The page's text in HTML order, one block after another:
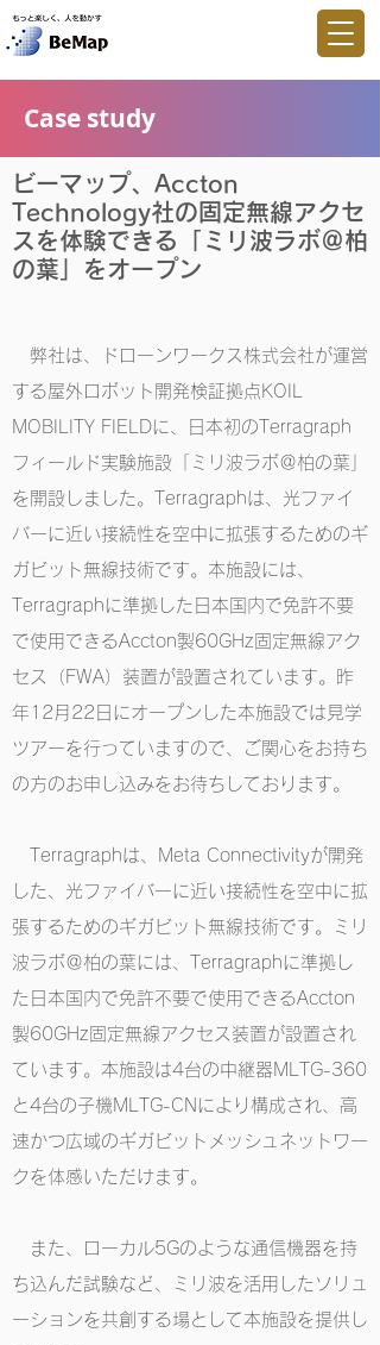
Case study
ビーマップ、Accton
Technology社の固定無線アクセ
スを体験できる「ミリ波ラボ＠柏
の葉」をオープン
弊社は、ドローンワークス株式会社が運営
する屋外ロボット開発検証拠点KOIL
MOBILITY FIELDに、日本初のTerragraph
フィールド実験施設「ミリ波ラボ＠柏の葉」
を開設しました。Terragraphは、光ファイ
バーに近い接続性を空中に拡張するためのギ
ガビット無線技術です。本施設には、
Terragraphに準拠した日本国内で免許不要
で使用できるAccton製60GHz固定無線アク
セス（FWA）装置が設置されています。昨
年12月22日にオープンした本施設では見学
ツアーを行っていますので、ご関心をお持ち
の方のお申し込みをお待ちしております。
Terragraphは、Meta Connectivityが開発
した、光ファイバーに近い接続性を空中に拡
張するためのギガビット無線技術です。ミリ
波ラボ＠柏の葉には、Terragraphに準拠し
た日本国内で免許不要で使用できるAccton
製60GHz固定無線アクセス装置が設置され
ています。本施設は4台の中継器MLTG-360
と4台の子機MLTG-CNにより構成され、高
速かつ広域のギガビットメッシュネットワー
クを体感いただけます。
また、ローカル5Gのような通信機器を持
ち込んだ試験など、ミリ波を活用したソリュ
ーションを共創する場として本施設を提供し